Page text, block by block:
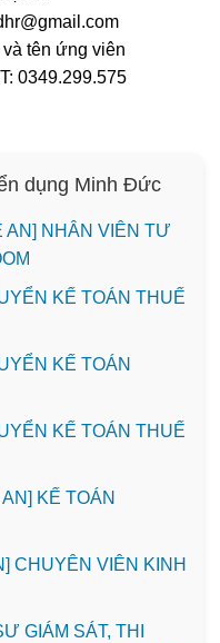
tên ứng viên
0349.299.575
dụng Minh Đức
AN] NHÂN VIÊN TƯ
KẾ TOÁN THUẾ
KẾ TOÁN
KẾ TOÁN THUẾ
KẾ TOÁN
CHUYÊN VIÊN KINH
GIÁM SÁT, THI